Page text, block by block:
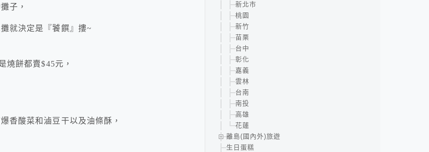
子，
就決定是『饕饌』摟~
燒餅都賣$45元，
香酸菜和滷豆干以及油條酥，
新北市
桃園
新竹
苗栗
台中
彰化
嘉義
雲林
台南
南投
高雄
花蓮
離島(國內外)旅遊
生日蛋糕